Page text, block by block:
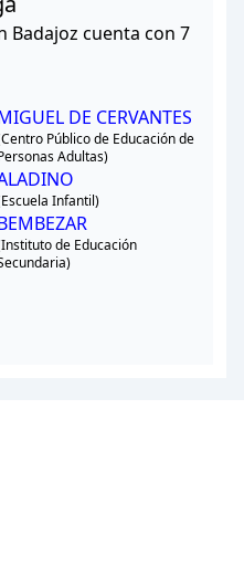
Badajoz cuenta con 7
DE CERVANTES
Público de Educación de
Adultas)
Infantil)
de Educación